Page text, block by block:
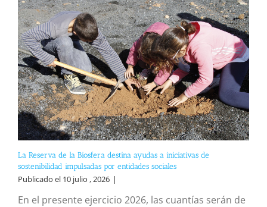
La Reserva de la Biosfera destina ayudas a iniciativas de
sostenibilidad impulsadas por entidades sociales
Publicado el 10 julio , 2026 |
En el presente ejercicio 2026, las cuantías serán de